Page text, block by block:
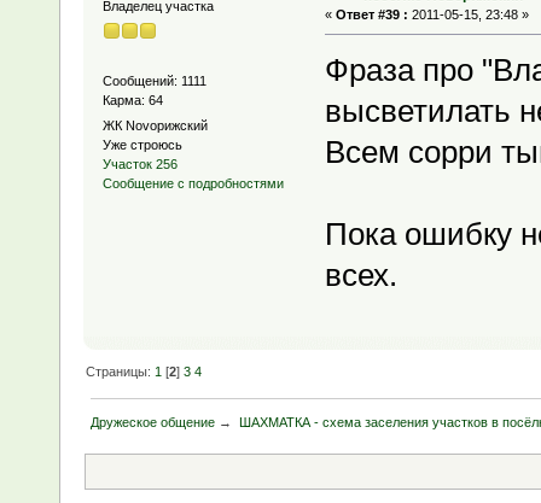
Владелец участка
Сообщений: 1111
Карма: 64
ЖК Novoрижский
Уже строюсь
Участок 256
Сообщение с подробностями
« Ответ #39 : 2011-05-15, 23:48 »
Фраза про
высветилать
Всем сорри
Пока ошибку
всех.
Страницы: 1 [2]3 4
Дружеское общение → ШАХМАТКА - схема заселения участков в